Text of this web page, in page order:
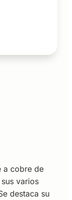
a cobre de
varios
destaca su